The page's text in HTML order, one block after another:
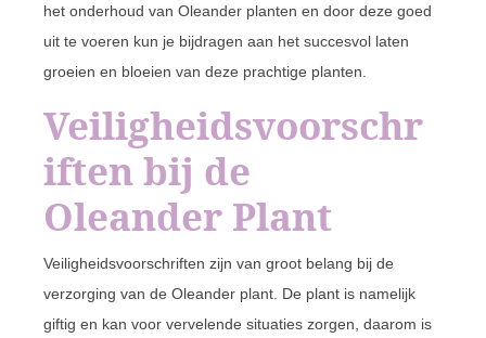
het onderhoud van Oleander planten en door deze goed
uit te voeren kun je bijdragen aan het succesvol laten
groeien en bloeien van deze prachtige planten.
Veiligheidsvoorschr
iften bij de
Oleander Plant
Veiligheidsvoorschriften zijn van groot belang bij de
verzorging van de Oleander plant. De plant is namelijk
giftig en kan voor vervelende situaties zorgen, daarom is